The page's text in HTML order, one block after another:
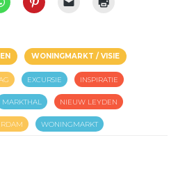
WONINGMARKT / VISIE
EXCURSIE INSPIRATIE
MARKTHAL NIEUW LEYDEN
WONINGMARKT